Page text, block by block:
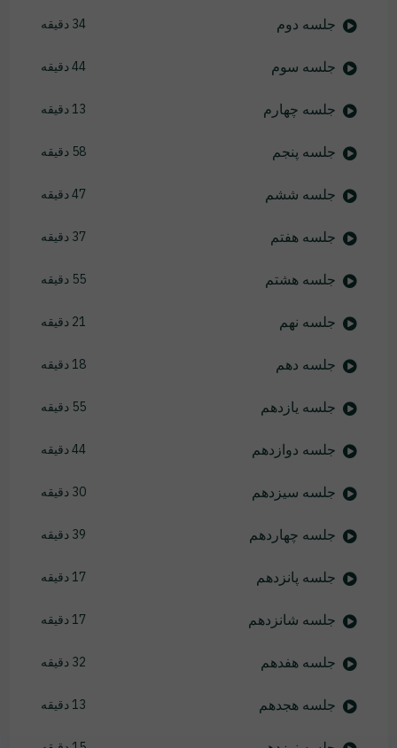
جلسه دوم 34 دقیقه
جلسه سوم 44 دقیقه
جلسه چهارم 13 دقیقه
جلسه پنجم 58 دقیقه
جلسه ششم 47 دقیقه
جلسه هفتم 37 دقیقه
جلسه هشتم 55 دقیقه
جلسه نهم 21 دقیقه
جلسه دهم 18 دقیقه
جلسه یازدهم 55 دقیقه
جلسه دوازدهم 44 دقیقه
جلسه سیزدهم 30 دقیقه
جلسه چهاردهم 39 دقیقه
جلسه پانزدهم 17 دقیقه
جلسه شانزدهم 17 دقیقه
جلسه هفدهم 32 دقیقه
جلسه هجدهم 13 دقیقه